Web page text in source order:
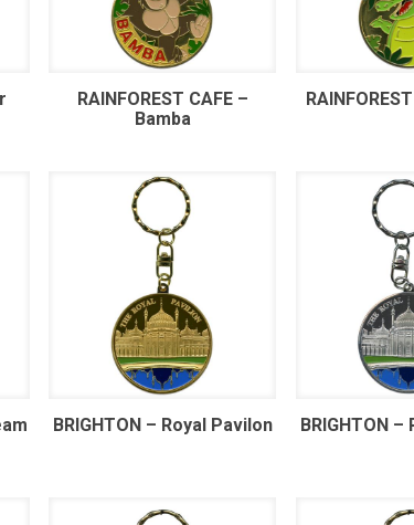
RAINFOREST CAFE –
Bamba
BRIGHTON – Royal Pavilon BRIGHTON –